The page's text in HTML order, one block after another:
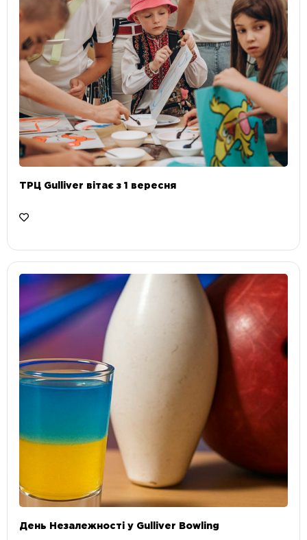
ТРЦ Gulliver вітає з 1 вересня
День Незалежності у Gulliver Bowling